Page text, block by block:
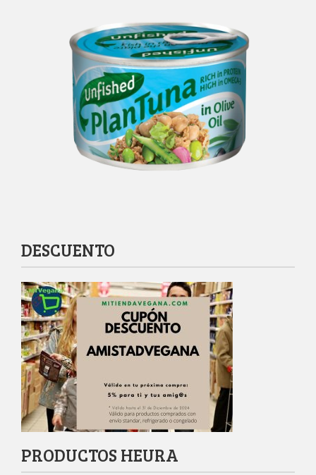
DESCUENTO
PRODUCTOS HEURA